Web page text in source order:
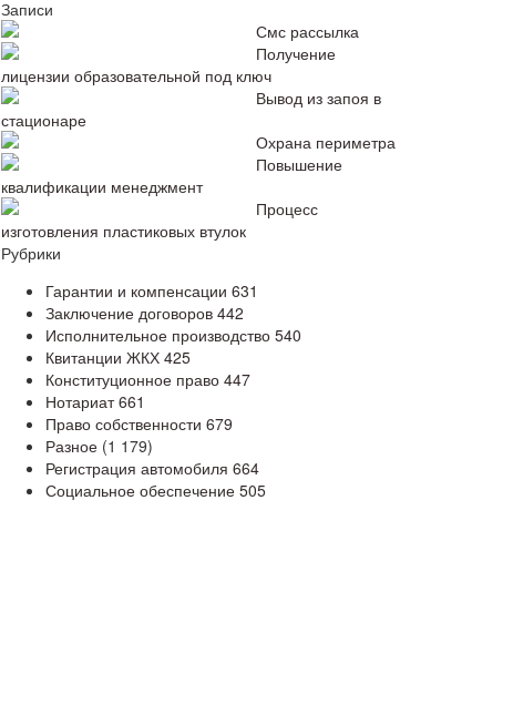
Записи
Смс рассылка
Получение
лицензии образовательной под ключ
Вывод из запоя в
стационаре
Охрана периметра
Повышение
квалификации менеджмент
Процесс
изготовления пластиковых втулок
Рубрики
Гарантии и компенсации 631
Заключение договоров 442
Исполнительное производство 540
Квитанции ЖКХ 425
Конституционное право 447
Нотариат661
Право собственности 679
Разное (1 179)
Регистрация автомобиля 664
Социальное обеспечение 505